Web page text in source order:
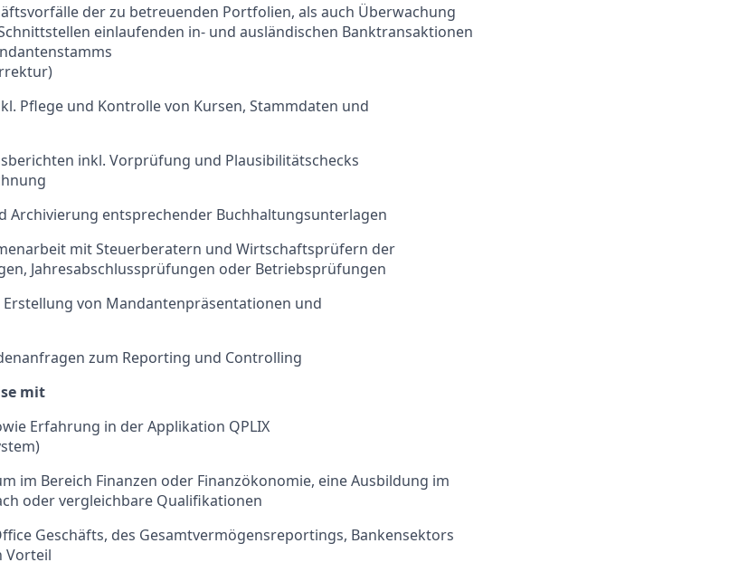
der zu betreuenden Portfolien, als auch Überwachung
einlaufenden in- und ausländischen Banktransaktionen
Pflege und Kontrolle von Kursen, Stammdaten und
inkl. Vorprüfung und Plausibilitätschecks
Archivierung entsprechender Buchhaltungsunterlagen
mit Steuerberatern und Wirtschaftsprüfern der
Jahresabschlussprüfungen oder Betriebsprüfungen
von Mandantenpräsentationen und
zum Reporting und Controlling
mit
Erfahrung in der Applikation QPLIX
im Bereich Finanzen oder Finanzökonomie, eine Ausbildung im
oder vergleichbare Qualifikationen
Geschäfts, des Gesamtvermögensreportings, Bankensektors
Vorteil